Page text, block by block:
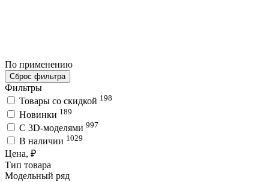
По применению
Сброс фильтра
Фильтры
Товары со скидкой 198
Новинки 189
C 3D-моделями 997
В наличии 1029
Цена, ₽
Тип товара
Модельный ряд